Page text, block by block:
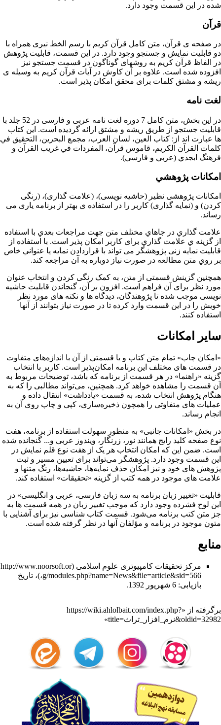
شده در این قسمت وجود دارد.
قرآن
در صفحه ی قرآن، متن کامل قرآن کریم با رسم الخط نیری همراه با
دو قابلیت نمایش و جستجو وجود دارد. در این قسمت، قابلیت پژوهش
در الفاظ قرآن کریم به روشهای گوناگون در قسمت جستجو نیز
افزوده شده است. علاوه بر آن کاوش در آیات قرآن کریم به وسیله ی
ریشه و مشتق کلمات برای محقق امکان پذیر است.
لغت نامه
در این بخش، متن كامل 7 دوره لغت نامه عربی و فارسی در 52 جلد با
قابلیت جستجو از طریق ریشه و مشتق ارائه گردیده است. این کتاب
ها عبارت اند از: كتاب العين، لسان العرب، مجمع البحرين، التحقيق في
كلمات القرآن الكريم، قاموس قرآن، المفردات في غريب القرآن و
فرهنگ ابجدي (عربي و فارسي).
امكانات پژوهشي
امکانات پژوهشی نظیر (حاشیه نویسی)، (علامت گذاری)، (رنگی
کردن) و (نمایه گذاری) کاربر را در استفاده ی بهتر از برنامه یاری می
رساند.
علامت گذاري در جاهاي مختلف متن جهت مراجعات بعدي با استفاده
از گزينه ي علامت گذاري برای کاربر امکان پذیر است. با استفاده از
قابلیت نمایه زنی پژوهشگر می تواند با قراردادن نمایه یا عنواني خاص
بر روي متن مطالعه در صورت نیاز دوباره به آن مراجعه کند.
همچنین گزینش قسمتی از متن، به کمک رنگی کردن و انتخاب عنوان
مورد نظر برای آن فراهم است. افزون بر آن، گنجاندن قابلیت حاشیه
نویسی موجب شده تا پژوهندگان، دیدگاه ها و نکته های مورد نظر
خویش را در این قسمت وارد کرده تا در صورت نیاز بتوانند از آنها
استفاده کنند.
سایر امکانات
«امکان چاپ» تمام متن کتاب و یا قسمتى از آن با اندازه‌هاى متفاوت
در قسمت هاى مختلف این برنامه امکان‌پذیر است. کاربر با انتخاب
گزینه «راهنما» در هر قسمت از برنامه که باشد، توضیحات مربوط به
آن قسمت را مشاهده خواهد کرد. همچنین، مى‌تواند مطالبى را که به
هنگام پژوهش انتخاب شده، به قسمت «یادداشت» انتقال داده و
عملیات هاى متفاوتى را همچون ذخیره‌سازى، کپى و چاپ روى آن به
انجام رساند.
در بخش «امکانات جانبى» به منظور سهولت استفاده از برنامه، هفت
نوع صفحه کلید رایج همانند نور، زرنگار، ویندوز عربى و... گنجانده شده
است. ضمن این که امکان انتخاب هر یک از هفت نوع قلم نمایش در
این قسمت وجود دارد. پژوهشگر مى‌تواند براى تعیین مسیر و ثبت
پژوهش هاى خود و نیز امکان حذف نمایه‌ها، حاشیه‌ها، رنگ متنها و
علامت هاى موجود در همه کتب از گزینه «تحقیقات» استفاده کند.
قابلیت «تغییر زبان برنامه به سه زبان فارسى، عربى و انگلیسى» در
این لوح فشرده وجود دارد که موجب تغییر زبان در همه قسمت ها به
جز متن کتب برنامه مى‌شود. قسمت کتاب شناسی نیز برای آشنایی با
متون موجود در برنامه و مؤلفان آنها در نظر گرفته شده است.
منابع
مرکز تحقیقات کامپیوتری علوم اسلامی
، تاریخ
بازیابی: 6 شهریور 1392.
برگرفته از «https://wiki.ahlolbait.com/index.php?
title=نرم_افزار_تراث&oldid=32982
»